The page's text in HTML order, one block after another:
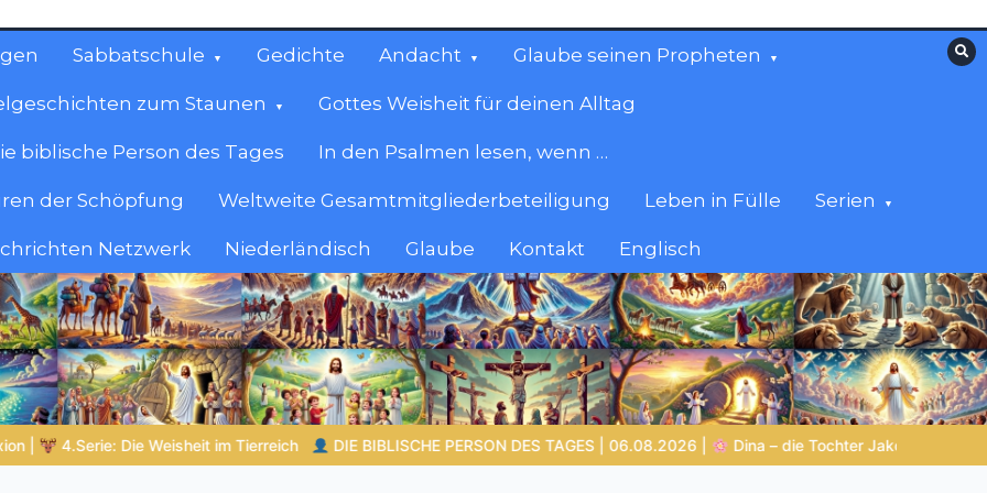
Sabbatschule Gedichte Andacht Glaube seinen Propheten
zum Staunen Gottes Weisheit für deinen Alltag
biblische Person des Tages In den Psalmen lesen, wenn …
der Schöpfung Weltweite Gesamtmitgliederbeteiligung Leben in Fülle Serien
Netzwerk Niederländisch Glaube Kontakt Englisch
PERSON DES TAGES | 06.08.2026 | Dina – die Tochter Jakobs mit einer schmerzhaften Geschichte LEBENDIGES